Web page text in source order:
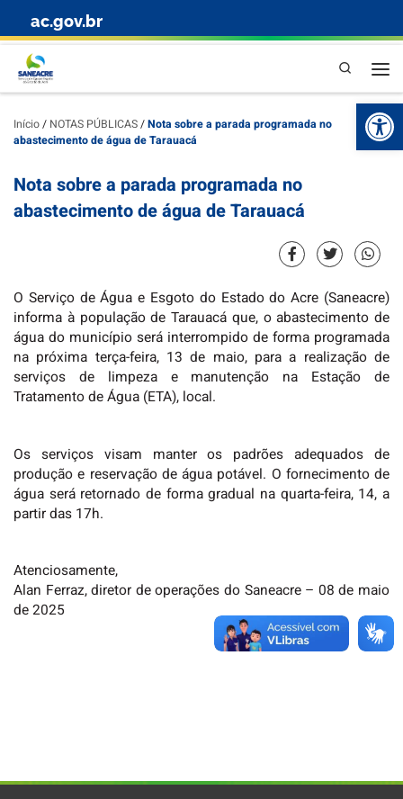
Skip to content
ac.gov.br
Pesquisa
Início/ NOTAS PÚBLICAS/Nota sobre a parada programada no
abastecimento de água de Tarauacá
Nota sobre a parada programada no
abastecimento de água de Tarauacá
O Serviço de Água e Esgoto do Estado do Acre (Saneacre)
informa à população de Tarauacá que, o abastecimento de
água do município será interrompido de forma programada
na próxima terça-feira, 13 de maio, para a realização de
serviços de limpeza e manutenção na Estação de
Tratamento de Água (ETA), local.
Os serviços visam manter os padrões adequados de
produção e reservação de água potável. O fornecimento de
água será retornado de forma gradual na quarta-feira, 14, a
partir das 17h.
Atenciosamente,
Alan Ferraz, diretor de operações do Saneacre – 08 de maio
de 2025